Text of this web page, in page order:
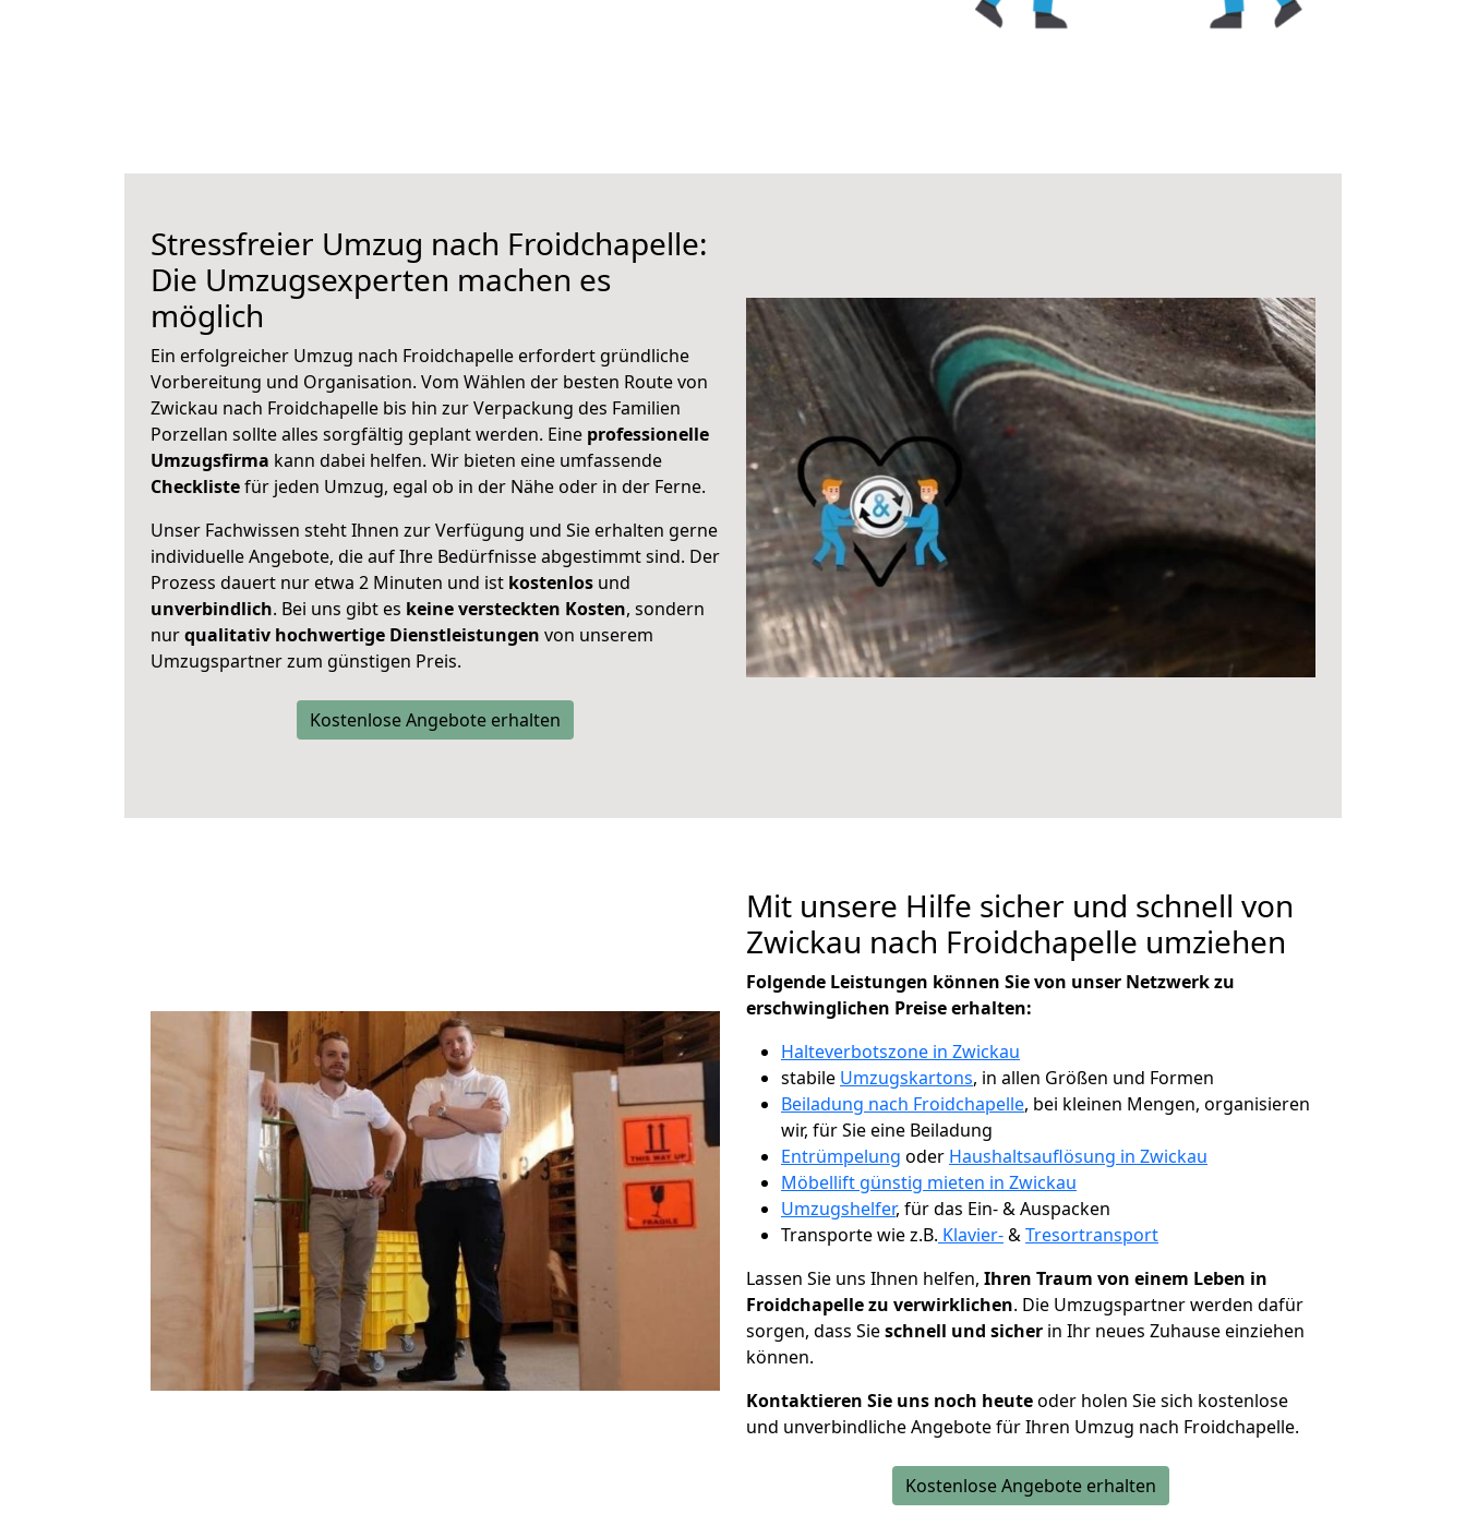
Stressfreier Umzug nach Froidchapelle:
Die Umzugsexperten machen es
möglich
Ein erfolgreicher Umzug nach Froidchapelle erfordert gründliche
Vorbereitung und Organisation. Vom Wählen der besten Route von
Zwickau nach Froidchapelle bis hin zur Verpackung des Familien
Porzellan sollte alles sorgfältig geplant werden. Eine professionelle
Umzugsfirma kann dabei helfen. Wir bieten eine umfassende
Checklistefür jeden Umzug, egal ob in der Nähe oder in der Ferne.
Unser Fachwissen steht Ihnen zur Verfügung und Sie erhalten gerne
individuelle Angebote, die auf Ihre Bedürfnisse abgestimmt sind. Der
Prozess dauert nur etwa 2 Minuten und ist kostenlos und
unverbindlich. Bei uns gibt es keine versteckten Kosten, sondern
nurqualitativ hochwertige Dienstleistungen von unserem
Umzugspartner zum günstigen Preis.
Kostenlose Angebote erhalten
Mit unsere Hilfe sicher und schnell von
Zwickau nach Froidchapelle umziehen
Folgende Leistungen können Sie von unser Netzwerk zu
erschwinglichen Preise erhalten:
Halteverbotszone in Zwickau
stabile Umzugskartons, in allen Größen und Formen
Beiladung nach Froidchapelle, bei kleinen Mengen, organisieren
wir, für Sie eine Beiladung
Entrümpelung oder Haushaltsauflösung in Zwickau
Möbellift günstig mieten in Zwickau
Umzugshelfer, für das Ein- & Auspacken
Transporte wie z.B. Klavier-&Tresortransport
Lassen Sie uns Ihnen helfen, Ihren Traum von einem Leben in
Froidchapelle zu verwirklichen. Die Umzugspartner werden dafür
sorgen, dass Sieschnell und sicher in Ihr neues Zuhause einziehen
können.
Kontaktieren Sie uns noch heuteoder holen Sie sich kostenlose
und unverbindliche Angebote für Ihren Umzug nach Froidchapelle.
Kostenlose Angebote erhalten